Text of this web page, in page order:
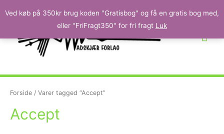
Ved køb på 350kr brug koden "Gratisbog" og få en gratis bog med,
eller "FriFragt350" for fri fragt Luk
Forside / Varer tagged “Accept”
Accept